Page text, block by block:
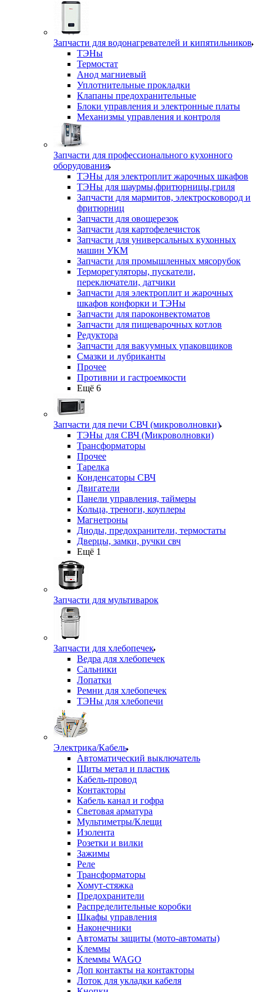
Запчасти для водонагревателей и кипятильников
ТЭНы
Термостат
Анод магниевый
Уплотнительные прокладки
Клапаны предохранительные
Блоки управления и электронные платы
Механизмы управления и контроля
Запчасти для профессионального кухонного
оборудования
ТЭНы для электроплит жарочных шкафов
ТЭНы для шаурмы,фритюрницы,гриля
Запчасти для мармитов, электросковород и
фритюрниц
Запчасти для овощерезок
Запчасти для картофелечисток
Запчасти для универсальных кухонных
машин УКМ
Запчасти для промышленных мясорубок
Терморегуляторы, пускатели,
переключатели, датчики
Запчасти для электроплит и жарочных
шкафов конфорки и ТЭНы
Запчасти для пароконвектоматов
Запчасти для пищеварочных котлов
Редуктора
Запчасти для вакуумных упаковщиков
Смазки и лубриканты
Прочее
Противни и гастроемкости
Ещё 6
Запчасти для печи СВЧ (микроволновки)
ТЭНы для СВЧ (Микроволновки)
Трансформаторы
Прочее
Тарелка
Конденсаторы СВЧ
Двигатели
Панели управления, таймеры
Кольца, треноги, коуплеры
Магнетроны
Диоды, предохранители, термостаты
Дверцы, замки, ручки свч
Ещё 1
Запчасти для мультиварок
Запчасти для хлебопечек
Ведра для хлебопечек
Сальники
Лопатки
Ремни для хлебопечек
ТЭНы для хлебопечи
Электрика/Кабель
Автоматический выключатель
Щиты метал и пластик
Кабель-провод
Контакторы
Кабель канал и гофра
Световая арматура
Мультиметры/Клещи
Изолента
Розетки и вилки
Зажимы
Реле
Трансформаторы
Хомут-стяжка
Предохранители
Распределительные коробки
Шкафы управления
Наконечники
Автоматы защиты (мото-автоматы)
Клеммы
Клеммы WAGO
Доп контакты на контакторы
Лоток для укладки кабеля